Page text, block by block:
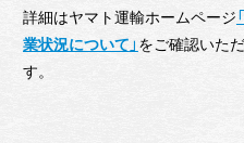
詳細はヤマト運輸ホームページ「
業状況について」をご確認いた
す。